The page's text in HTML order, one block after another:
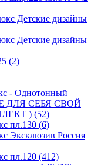
Детские дизайны
Детские дизайны
(2)
- Однотонный
ДЛЯ СЕБЯ СВОЙ
) (52)
пл.130 (6)
Эксклюзив Россия
пл.120 (412)